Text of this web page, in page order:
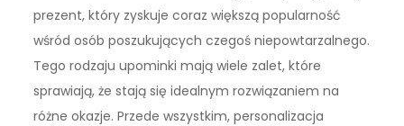
prezent, który zyskuje coraz większą popularność
wśród osób poszukujących czegoś niepowtarzalnego.
Tego rodzaju upominki mają wiele zalet, które
sprawiają, że stają się idealnym rozwiązaniem na
różne okazje. Przede wszystkim, personalizacja